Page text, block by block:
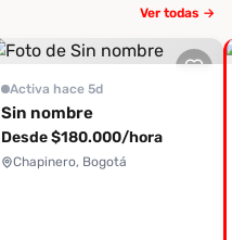
Ver todas →
Activa hace 5d
Sin nombre
Desde $180.000/hora
Chapinero, Bogotá